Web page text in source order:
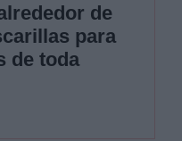
de
para
de toda